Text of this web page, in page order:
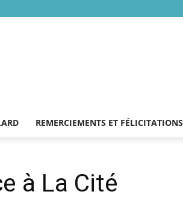
REMERCIEMENTS ET FÉLICITATIONS
à La Cité